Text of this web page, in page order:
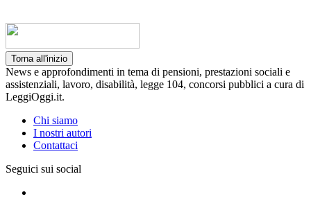
Torna all'inizio
News e approfondimenti in tema di pensioni, prestazioni sociali e
assistenziali, lavoro, disabilità, legge 104, concorsi pubblici a cura di
LeggiOggi.it.
Chi siamo
I nostri autori
Contattaci
Seguici sui social